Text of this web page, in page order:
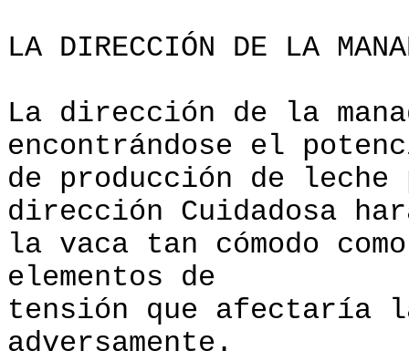
LA DIRECCIÓN DE LA
La dirección de la
encontrándose el
de producción de
dirección Cuidadosa
la vaca tan cómodo
elementos de
tensión que afectaría
adversamente.